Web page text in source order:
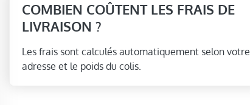
COMBIEN COÛTENT LES FRAIS DE
LIVRAISON ?
Les frais sont calculés automatiquement selon votre
adresse et le poids du colis.